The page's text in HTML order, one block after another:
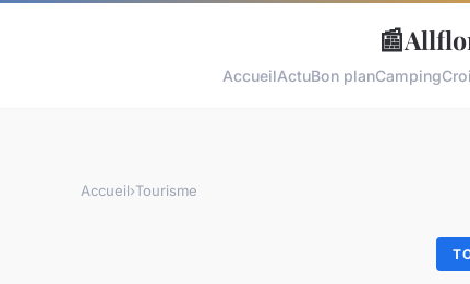
📰
AccueilActuBon planCamping
Accueil›Tourisme